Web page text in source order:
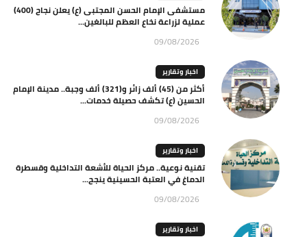
مستشفى الإمام الحسن المجتبى (ع) يعلن نجاح (400)
عملية لزراعة نخاع العظم للبالغين...
09/08/2026
اخبار وتقارير
أكثر من (45) ألف زائر و(321) ألف وجبة.. مدينة الإمام
الحسين (ع) تكشف حصيلة خدمات...
09/08/2026
اخبار وتقارير
تقنية نوعية.. مركز الحياة للأشعة التداخلية وقسطرة
الدماغ في العتبة الحسينية ينجح...
09/08/2026
اخبار وتقارير